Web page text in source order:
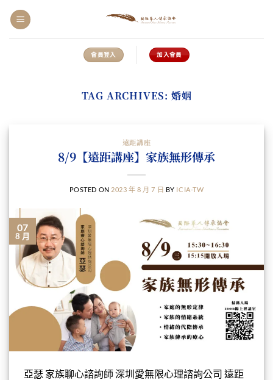
content
會員登入 加入會員
TAG ARCHIVES: 婚姻
遠距講座
8/9【遠距講座】家族無形傳承
POSTED ON 2023 年 8 月 7 日 BY ICIA-TW
07
8 月
亞瑟 家族聊心諮詢師 深圳愛無限心理諮詢公司 遠距